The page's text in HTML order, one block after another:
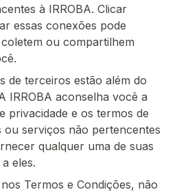
à IRROBA. Clicar
essas conexões pode
ou compartilhem
de terceiros estão além do
IRROBA aconselha você a
privacidade e os termos de
ou serviços não pertencentes
qualquer uma de suas
eles.
Termos e Condições, não